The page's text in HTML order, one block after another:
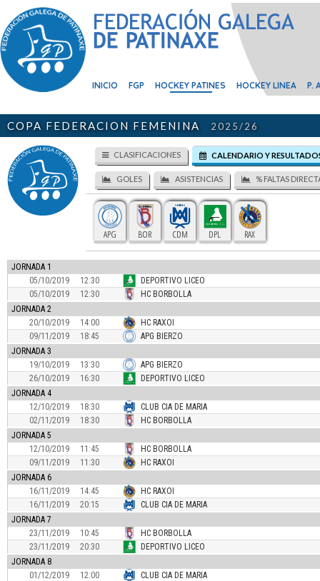
COPA FEDERACION FEMENINA 2025/26
CLASIFICACIONES CALENDARIO Y
GOLES ASISTENCIAS % FALTAS
APG BOR CDM DPL RAX
JORNADA 1
05/10/2019
12:30
DEPORTIVO LICEO
05/10/2019
12:30
HC BORBOLLA
JORNADA 2
20/10/2019
14:00
HC RAXOI
09/11/2019
18:45
APG BIERZO
JORNADA 3
19/10/2019
13:30
APG BIERZO
26/10/2019
16:30
DEPORTIVO LICEO
JORNADA 4
12/10/2019
18:30
CLUB CIA DE MARIA
02/11/2019
18:30
HC BORBOLLA
JORNADA 5
12/10/2019
11:45
HC BORBOLLA
09/11/2019
11:30
HC RAXOI
JORNADA 6
16/11/2019
14:45
HC RAXOI
16/11/2019
20:15
CLUB CIA DE MARIA
JORNADA 7
23/11/2019
10:45
HC BORBOLLA
23/11/2019
20:30
DEPORTIVO LICEO
JORNADA 8
01/12/2019
12:00
CLUB CIA DE MARIA